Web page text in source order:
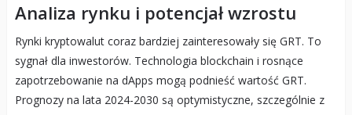
Analiza rynku i potencjał wzrostu
Rynki kryptowalut coraz bardziej zainteresowały się GRT. To
sygnał dla inwestorów. Technologia blockchain i rosnące
zapotrzebowanie na dApps mogą podnieść wartość GRT.
Prognozy na lata 2024-2030 są optymistyczne, szczególnie z